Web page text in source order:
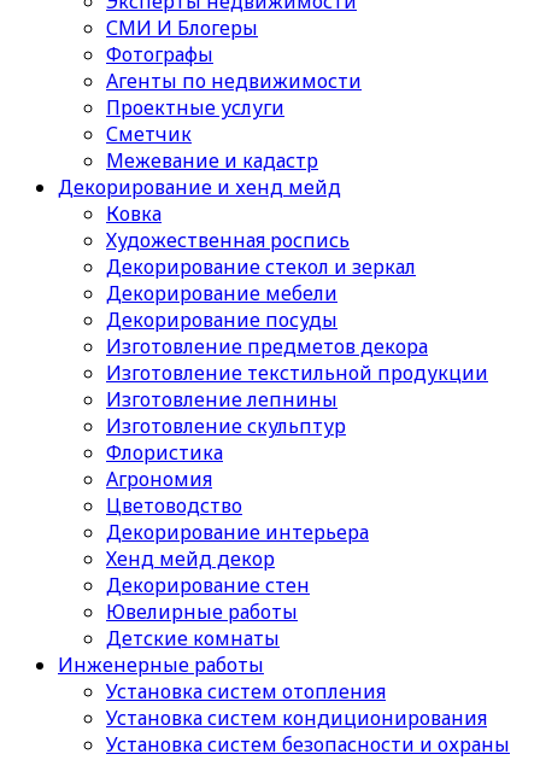
СМИ И Блогеры
Фотографы
Агенты по недвижимости
Проектные услуги
Сметчик
Межевание и кадастр
Декорирование и хенд мейд
Ковка
Художественная роспись
Декорирование стекол и зеркал
Декорирование мебели
Декорирование посуды
Изготовление предметов декора
Изготовление текстильной продукции
Изготовление лепнины
Изготовление скульптур
Флористика
Агрономия
Цветоводство
Декорирование интерьера
Хенд мейд декор
Декорирование стен
Ювелирные работы
Детские комнаты
Инженерные работы
Установка систем отопления
Установка систем кондиционирования
Установка систем безопасности и охраны